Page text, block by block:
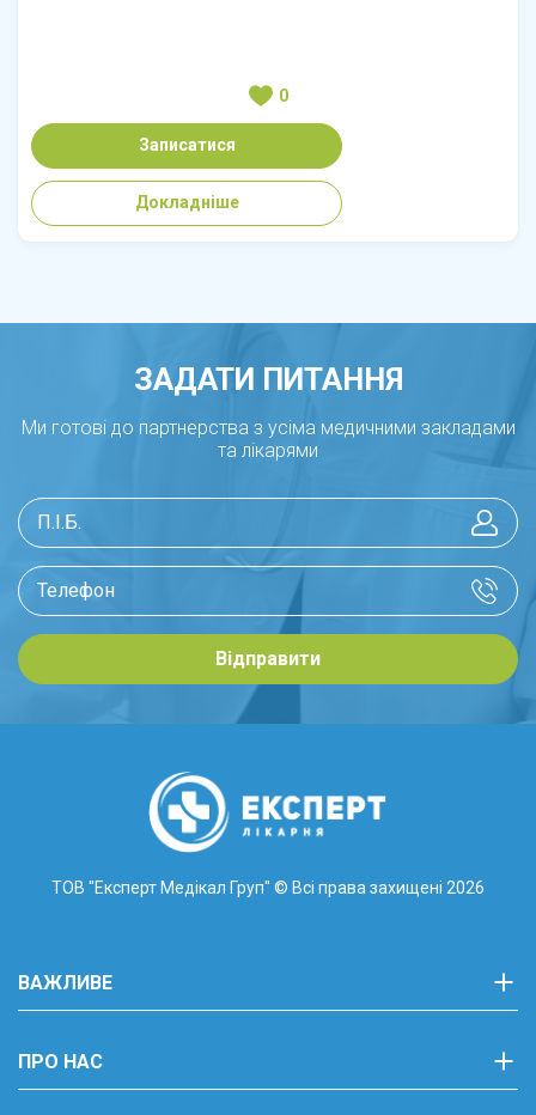
0
Записатися
Докладніше
ЗАДАТИ ПИТАННЯ
Ми готові до партнерства з усіма медичними закладами
та лікарями
Відправити
ТОВ "Експерт Медікал Груп" © Всі права захищені 2026
ВАЖЛИВЕ
ПРО НАС